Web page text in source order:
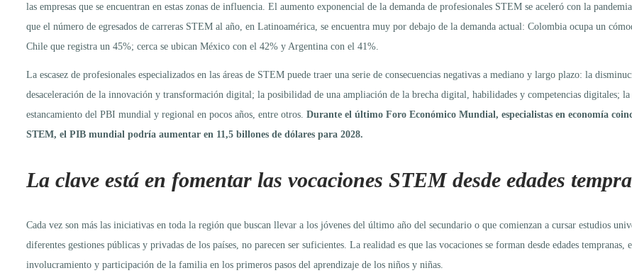
las empresas que se encuentran en estas zonas de influencia. El aumento exponencial de la demanda de profesionales STEM se aceleró con la
que el número de egresados de carreras STEM al año, en Latinoamérica, se encuentra muy por debajo de la demanda actual: Colombia ocupa un
Chile que registra un 45%; cerca se ubican México con el 42% y Argentina con el 41%.
La escasez de profesionales especializados en las áreas de STEM puede traer una serie de consecuencias negativas a mediano y largo plazo: la
desaceleración de la innovación y transformación digital; la posibilidad de una ampliación de la brecha digital, habilidades y competencias digitales;
estancamiento del PBI mundial y regional en pocos años, entre otros. Durante el último Foro Económico Mundial, especialistas en economía
STEM, el PIB mundial podría aumentar en 11,5 billones de dólares para 2028.
La clave está en fomentar las vocaciones STEM desde edades
Cada vez son más las iniciativas en toda la región que buscan llevar a los jóvenes del último año del secundario o que comienzan a cursar estudios
diferentes gestiones públicas y privadas de los países, no parecen ser suficientes. La realidad es que las vocaciones se forman desde edades
involucramiento y participación de la familia en los primeros pasos del aprendizaje de los niños y niñas.